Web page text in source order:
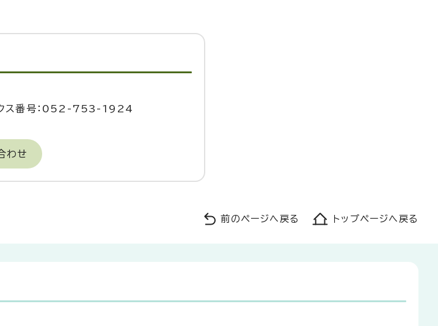
ス番号：052-753-1924
わせ
前のページへ戻る トップページへ戻る